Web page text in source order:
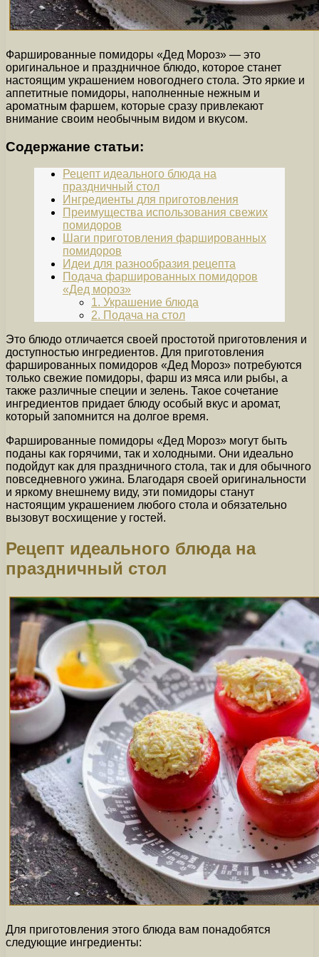
Фаршированные помидоры «Дед Мороз» — это
оригинальное и праздничное блюдо, которое станет
настоящим украшением новогоднего стола. Это яркие и
аппетитные помидоры, наполненные нежным и
ароматным фаршем, которые сразу привлекают
внимание своим необычным видом и вкусом.
Содержание статьи:
Рецепт идеального блюда на
праздничный стол
Ингредиенты для приготовления
Преимущества использования свежих
помидоров
Шаги приготовления фаршированных
помидоров
Идеи для разнообразия рецепта
Подача фаршированных помидоров
«Дед мороз»
1. Украшение блюда
2. Подача на стол
Это блюдо отличается своей простотой приготовления и
доступностью ингредиентов. Для приготовления
фаршированных помидоров «Дед Мороз» потребуются
только свежие помидоры, фарш из мяса или рыбы, а
также различные специи и зелень. Такое сочетание
ингредиентов придает блюду особый вкус и аромат,
который запомнится на долгое время.
Фаршированные помидоры «Дед Мороз» могут быть
поданы как горячими, так и холодными. Они идеально
подойдут как для праздничного стола, так и для обычного
повседневного ужина. Благодаря своей оригинальности
и яркому внешнему виду, эти помидоры станут
настоящим украшением любого стола и обязательно
вызовут восхищение у гостей.
Рецепт идеального блюда на
праздничный стол
Для приготовления этого блюда вам понадобятся
следующие ингредиенты: